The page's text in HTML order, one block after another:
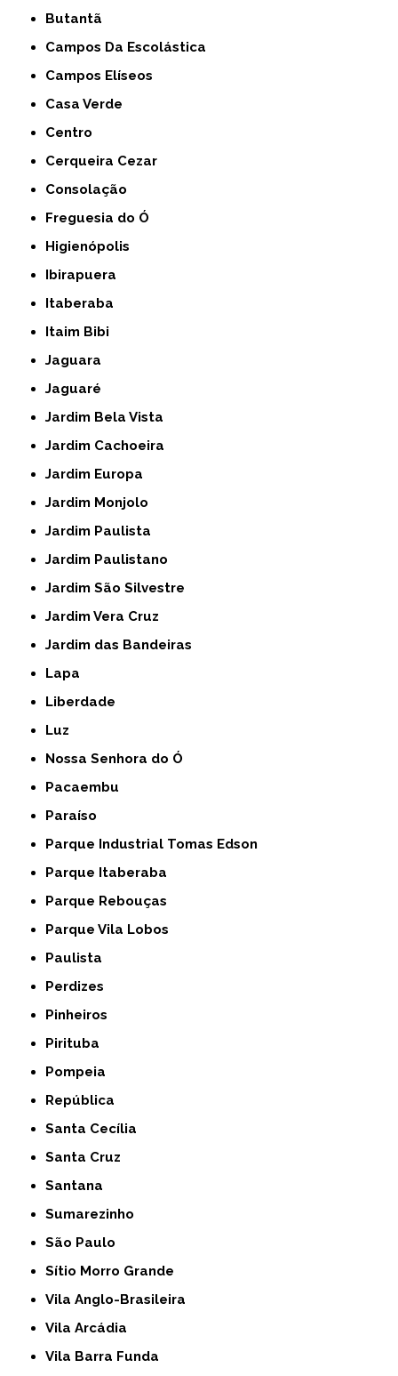
Butantã
Campos Da Escolástica
Campos Elíseos
Casa Verde
Centro
Cerqueira Cezar
Consolação
Freguesia do Ó
Higienópolis
Ibirapuera
Itaberaba
Itaim Bibi
Jaguara
Jaguaré
Jardim Bela Vista
Jardim Cachoeira
Jardim Europa
Jardim Monjolo
Jardim Paulista
Jardim Paulistano
Jardim São Silvestre
Jardim Vera Cruz
Jardim das Bandeiras
Lapa
Liberdade
Luz
Nossa Senhora do Ó
Pacaembu
Paraíso
Parque Industrial Tomas Edson
Parque Itaberaba
Parque Rebouças
Parque Vila Lobos
Paulista
Perdizes
Pinheiros
Pirituba
Pompeia
República
Santa Cecília
Santa Cruz
Santana
Sumarezinho
São Paulo
Sítio Morro Grande
Vila Anglo-Brasileira
Vila Arcádia
Vila Barra Funda